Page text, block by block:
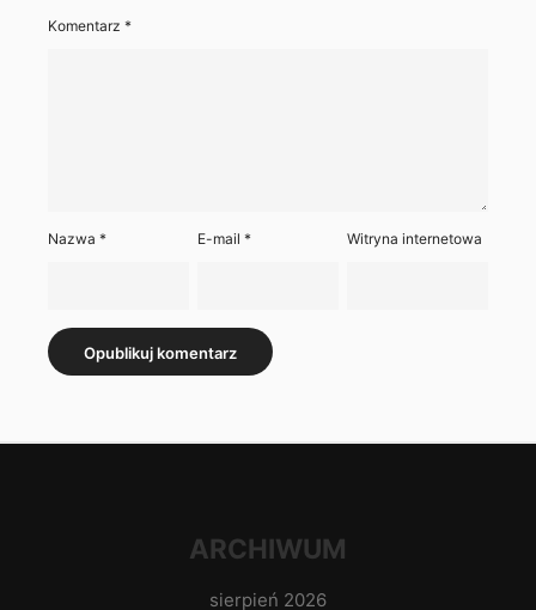
Komentarz *
Nazwa * E-mail* Witryna internetowa
ARCHIWUM
sierpień 2026